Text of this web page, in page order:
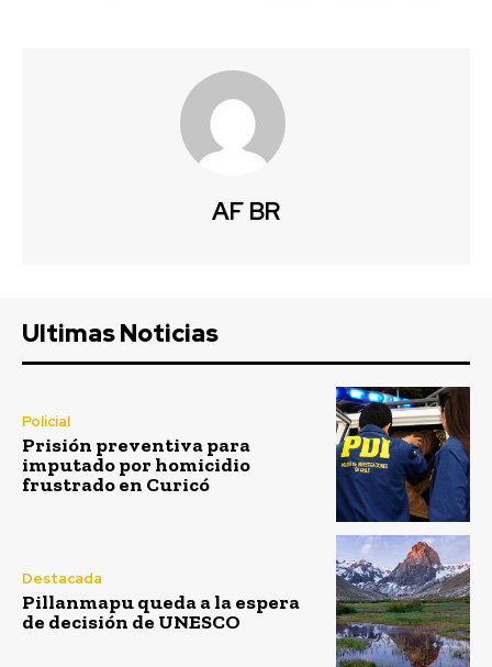
AF BR
Ultimas Noticias
Policial
Prisión preventiva para
imputado por homicidio
frustrado en Curicó
Destacada
Pillanmapu queda a la espera
de decisión de UNESCO